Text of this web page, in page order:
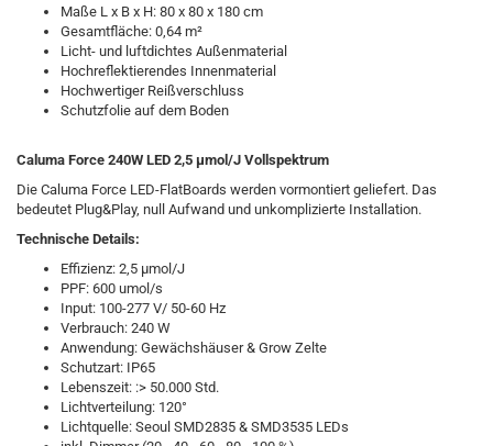
Maße L x B x H: 80 x 80 x 180 cm
Gesamtfläche: 0,64 m²
Licht- und luftdichtes Außenmaterial
Hochreflektierendes Innenmaterial
Hochwertiger Reißverschluss
Schutzfolie auf dem Boden
Caluma Force 240W LED 2,5 µmol/J Vollspektrum
Die Caluma Force LED-FlatBoards werden vormontiert geliefert. Das
bedeutet Plug&Play, null Aufwand und unkomplizierte Installation.
Technische Details:
Effizienz: 2,5 µmol/J
PPF: 600 umol/s
Input: 100-277 V/ 50-60 Hz
Verbrauch: 240 W
Anwendung: Gewächshäuser & Grow Zelte
Schutzart: IP65
Lebenszeit: :> 50.000 Std.
Lichtverteilung: 120°
Lichtquelle: Seoul SMD2835 & SMD3535 LEDs